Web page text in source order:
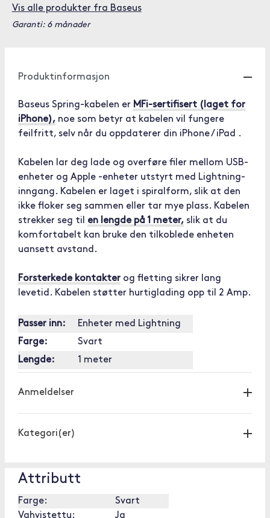
Vis alle produkter fra Baseus
Garanti: 6 månader
Produktinformasjon
Baseus Spring-kabelen er MFi-sertifisert (laget for
iPhone), noe som betyr at kabelen vil fungere
feilfritt, selv når du oppdaterer din iPhone / iPad .
Kabelen lar deg lade og overføre filer mellom USB-
enheter og Apple -enheter utstyrt med Lightning-
inngang. Kabelen er laget i spiralform, slik at den
ikke floker seg sammen eller tar mye plass. Kabelen
strekker seg til en lengde på 1 meter, slik at du
komfortabelt kan bruke den tilkoblede enheten
uansett avstand.
Forsterkede kontakter og fletting sikrer lang
levetid. Kabelen støtter hurtiglading opp til 2 Amp.
Passer inn:
Enheter med Lightning
Farge:
Svart
Lengde:
1 meter
Anmeldelser
Kategori(er)
Attributt
Farge:
Svart
Vahvistettu:
Ja